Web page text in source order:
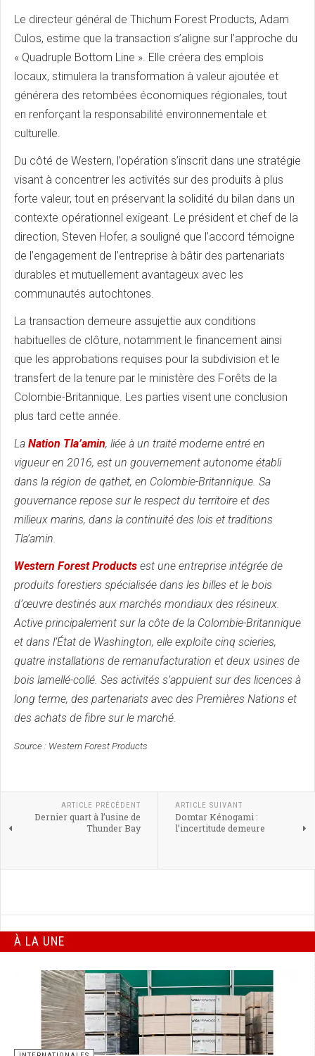
Le directeur général de Thichum Forest Products, Adam
Culos, estime que la transaction s’aligne sur l’approche du
« Quadruple Bottom Line ». Elle créera des emplois
locaux, stimulera la transformation à valeur ajoutée et
générera des retombées économiques régionales, tout
en renforçant la responsabilité environnementale et
culturelle.
Du côté de Western, l’opération s’inscrit dans une stratégie
visant à concentrer les activités sur des produits à plus
forte valeur, tout en préservant la solidité du bilan dans un
contexte opérationnel exigeant. Le président et chef de la
direction, Steven Hofer, a souligné que l’accord témoigne
de l’engagement de l’entreprise à bâtir des partenariats
durables et mutuellement avantageux avec les
communautés autochtones.
La transaction demeure assujettie aux conditions
habituelles de clôture, notamment le financement ainsi
que les approbations requises pour la subdivision et le
transfert de la tenure par le ministère des Forêts de la
Colombie-Britannique. Les parties visent une conclusion
plus tard cette année.
La Nation Tla’amin, liée à un traité moderne entré en
vigueur en 2016, est un gouvernement autonome établi
dans la région de qathet, en Colombie-Britannique. Sa
gouvernance repose sur le respect du territoire et des
milieux marins, dans la continuité des lois et traditions
Tla’amin.
Western Forest Products est une entreprise intégrée de
produits forestiers spécialisée dans les billes et le bois
d’œuvre destinés aux marchés mondiaux des résineux.
Active principalement sur la côte de la Colombie-Britannique
et dans l’État de Washington, elle exploite cinq scieries,
quatre installations de remanufacturation et deux usines de
bois lamellé-collé. Ses activités s’appuient sur des licences à
long terme, des partenariats avec des Premières Nations et
des achats de fibre sur le marché.
Source : Western Forest Products
ARTICLE PRÉCÉDENT
Dernier quart à l’usine de
Thunder Bay
ARTICLE SUIVANT
Domtar Kénogami :
l’incertitude demeure
À LA UNE